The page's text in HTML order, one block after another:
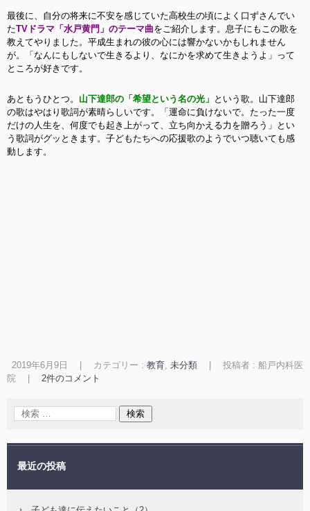
最後に、自分の将来に不安を感じていた高校生の頃によく口ずさんでい
たTVドラマ「水戸黄門」のテーマ曲をご紹介します。息子にもこの歌を
教えてやりました。平成生まれの彼の心には響かないかもしれません
が。「なんにもしないで生きるより、なにかを求めて生きようよ」って
ところが好きです。
あともうひとつ。 山下達郎の「希望という名の光」 という歌。山下達郎
の歌はやはり歌詞が素晴らしいです。「運命に負けないで。たった一度
だけの人生を、何度でも起き上がって、立ち向かえる力を贈ろう」とい
う歌詞がグッときます。子どもたちへの応援歌のようでいつ聴いても感
動します。
2019年6月9日 カテゴリー : 教育, 未分類
投稿者 : 船戸内科医
院
2件のコメント
最近の投稿